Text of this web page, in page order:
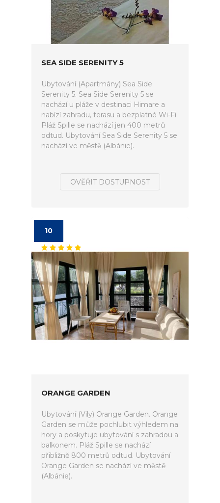
SEA SIDE SERENITY 5
Ubytování (Apartmány) Sea Side
Serenity 5. Sea Side Serenity 5 se
nachází u pláže v destinaci Himare a
nabízí zahradu, terasu a bezplatné Wi-Fi.
Pláž Spille se nachází jen 400 metrů
odtud. Ubytování Sea Side Serenity 5 se
nachází ve městě (Albánie).
OVĚŘIT DOSTUPNOST
10
ORANGE GARDEN
Ubytování (Vily) Orange Garden. Orange
Garden se může pochlubit výhledem na
hory a poskytuje ubytování s zahradou a
balkonem. Pláž Spille se nachází
přibližně 800 metrů odtud. Ubytování
Orange Garden se nachází ve městě
(Albánie).